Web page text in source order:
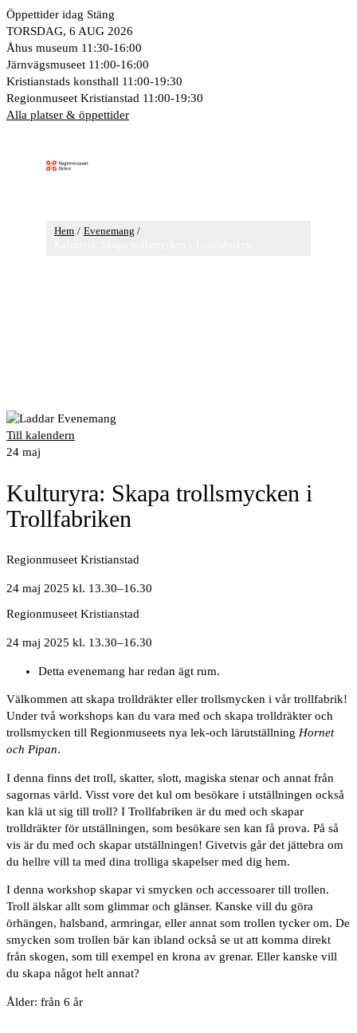
Hoppa
till
innehåll
Öppettider idag Stäng
TORSDAG, 6 AUG 2026
Åhus museum 11:30-16:00
Järnvägsmuseet 11:00-16:00
Kristianstads konsthall 11:00-19:30
Regionmuseet Kristianstad 11:00-19:30
Alla platser & öppettider
Hem
Evenemang
Till kalendern
24 maj
Kulturyra: Skapa trollsmycken i
Trollfabriken
Regionmuseet Kristianstad
24 maj 2025 kl. 13.30–16.30
Regionmuseet Kristianstad
24 maj 2025 kl. 13.30–16.30
Detta evenemang har redan ägt rum.
Välkommen att skapa trolldräkter eller trollsmycken i vår trollfabrik!
Under två workshops kan du vara med och skapa trolldräkter och
trollsmycken till Regionmuseets nya lek-och lärutställning Hornet
och Pipan.
I denna finns det troll, skatter, slott, magiska stenar och annat från
sagornas värld. Visst vore det kul om besökare i utställningen också
kan klä ut sig till troll? I Trollfabriken är du med och skapar
trolldräkter för utställningen, som besökare sen kan få prova. På så
vis är du med och skapar utställningen! Givetvis går det jättebra om
du hellre vill ta med dina trolliga skapelser med dig hem.
I denna workshop skapar vi smycken och accessoarer till trollen.
Troll älskar allt som glimmar och glänser. Kanske vill du göra
örhängen, halsband, armringar, eller annat som trollen tycker om. De
smycken som trollen bär kan ibland också se ut att komma direkt
från skogen, som till exempel en krona av grenar. Eller kanske vill
du skapa något helt annat?
Ålder: från 6 år